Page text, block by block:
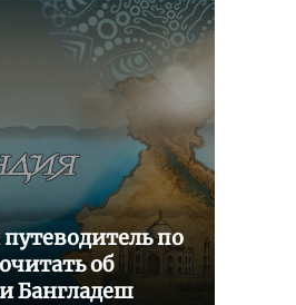
по
об
Бангладеш